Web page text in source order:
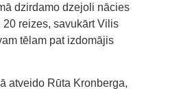
dzirdamo dzejoli nācies
20 reizes, savukārt Vilis
tēlam pat izdomājis
atveido Rūta Kronberga,